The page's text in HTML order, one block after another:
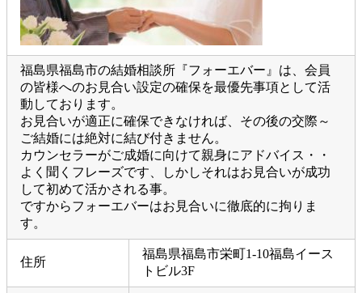
福島県福島市の結婚相談所『フォーエバー』は、会員
の皆様へのお見合い設定の確保を最優先事項として活
動しております。
お見合いが適正に確保できなければ、その後の交際～
ご結婚には絶対に結び付きません。
カウンセラーがご成婚に向けて親身にアドバイス・・
よく聞くフレーズです、しかしそれはお見合いが成功
して初めて活かされる事。
ですからフォーエバーはお見合いに徹底的に拘りま
す。
住所
福島県福島市栄町1-10福島イース
トビル3F